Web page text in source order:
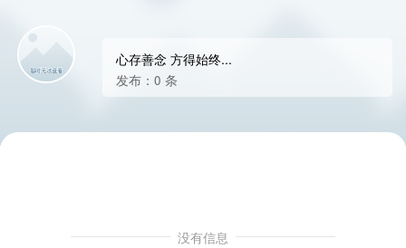
心存善念 方得始终...
发布：0 条
没有信息